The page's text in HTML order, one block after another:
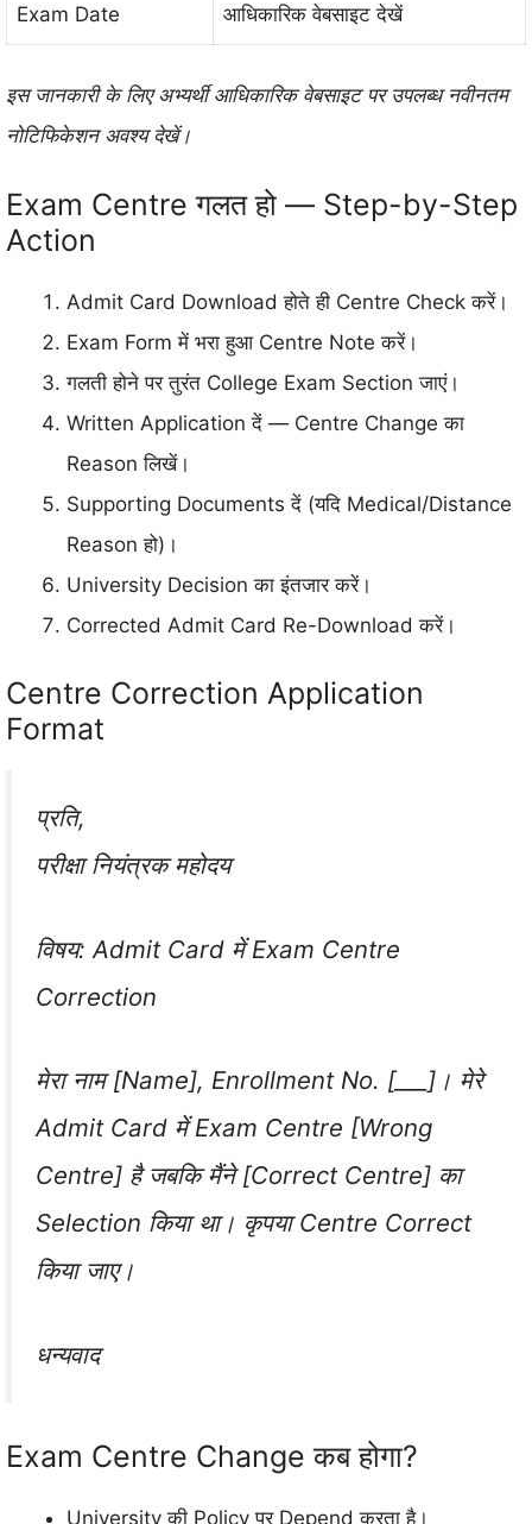
Exam Date आधिकारिक वेबसाइट देखें
इस जानकारी के लिए अभ्यर्थी आधिकारिक वेबसाइट पर उपलब्ध नवीनतम
नोटिफिकेशन अवश्य देखें।
Exam Centre गलत हो — Step-by-Step
Action
Admit Card Download होते ही Centre Check करें।
Exam Form में भरा हुआ Centre Note करें।
गलती होने पर तुरंत College Exam Section जाएं।
Written Application दें — Centre Change का
Reason लिखें।
Supporting Documents दें (यदि Medical/Distance
Reason हो)।
University Decision का इंतजार करें।
Corrected Admit Card Re-Download करें।
Centre Correction Application
Format
प्रति,
परीक्षा नियंत्रक महोदय
विषय: Admit Card में Exam Centre
Correction
मेरा नाम [Name], Enrollment No. [___]। मेरे
Admit Card में Exam Centre [Wrong
Centre] है जबकि मैंने [Correct Centre] का
Selection किया था। कृपया Centre Correct
किया जाए।
धन्यवाद
Exam Centre Change कब होगा?
University की Policy पर Depend करता है।